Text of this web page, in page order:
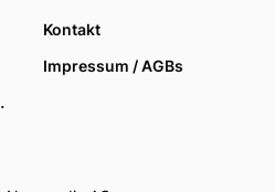
Kontakt
Impressum / AGBs